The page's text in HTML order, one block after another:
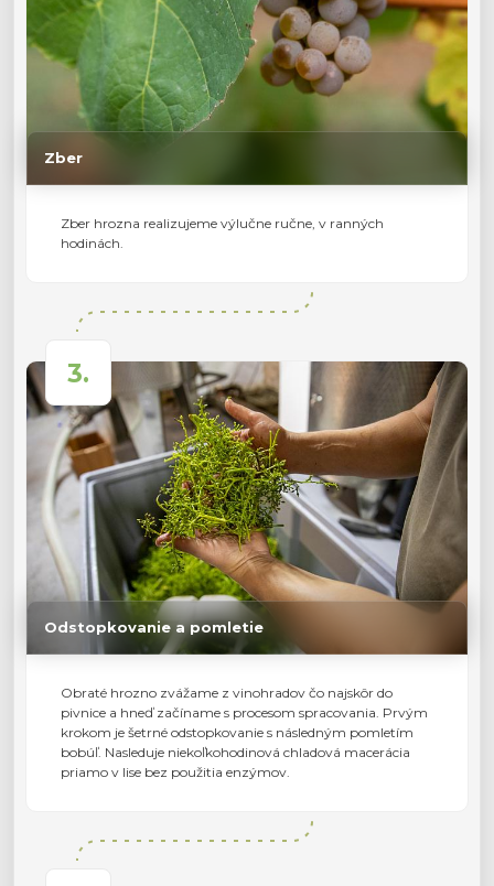
Zber
Zber hrozna realizujeme výlučne ručne, v ranných
hodinách.
3.
Odstopkovanie a pomletie
Obraté hrozno zvážame z vinohradov čo najskôr do
pivnice a hneď začíname s procesom spracovania. Prvým
krokom je šetrné odstopkovanie s následným pomletím
bobúľ. Nasleduje niekoľkohodinová chladová macerácia
priamo v lise bez použitia enzýmov.